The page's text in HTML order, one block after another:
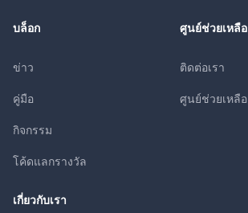
บล็อก
ข่าว
คู่มือ
กิจกรรม
โค้ดแลกรางวัล
ศูนย์ช่วยเหลือ
ติดต่อเรา
ศูนย์ช่วยเหลือ
เกี่ยวกับเรา